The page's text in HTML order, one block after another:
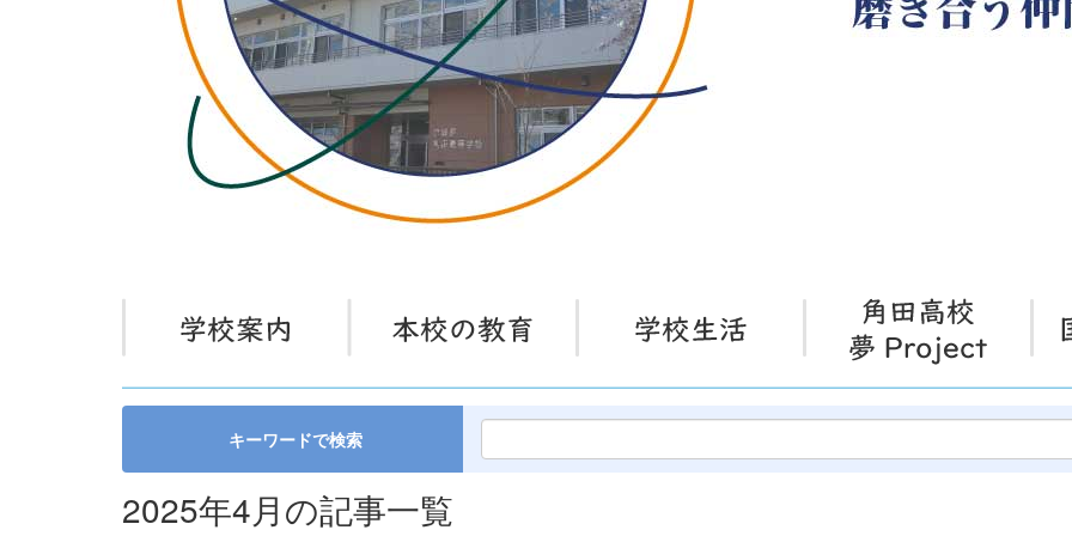
キーワードで検索
2025年4月の記事一覧